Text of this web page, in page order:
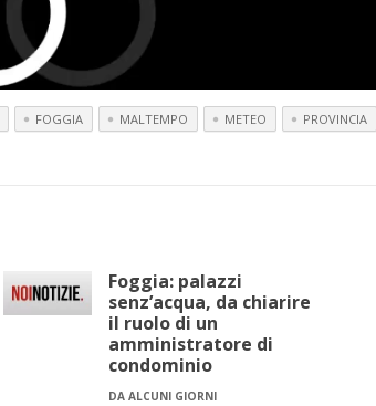
FOGGIA MALTEMPO METEO
PROVINCIA
Foggia: palazzi
senz’acqua, da chiarire
il ruolo di un
amministratore di
condominio
DA ALCUNI GIORNI